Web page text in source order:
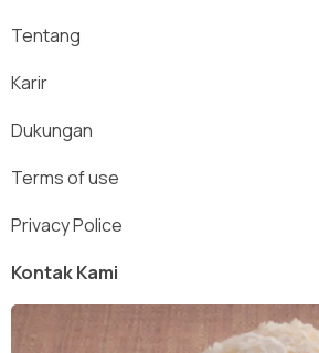
Tentang
Karir
Dukungan
Terms of use
Privacy Police
Kontak Kami